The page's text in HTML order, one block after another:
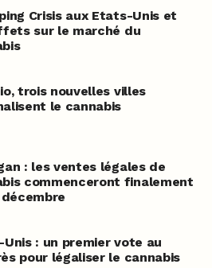
Crisis aux Etats-Unis et
sur le marché du
trois nouvelles villes
le cannabis
: les ventes légales de
commenceront finalement
décembre
: un premier vote au
pour légaliser le cannabis